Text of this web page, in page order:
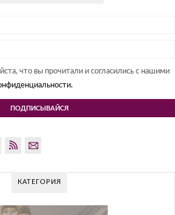
что вы прочитали и согласились с нашими
КАТЕГОРИЯ